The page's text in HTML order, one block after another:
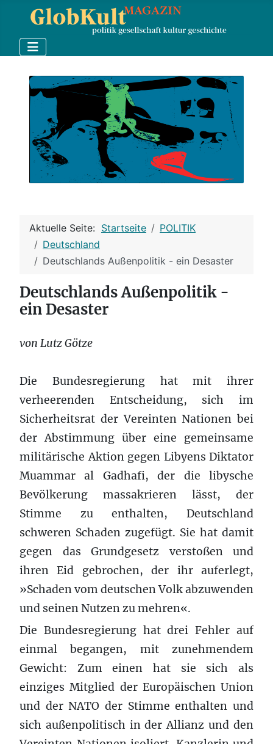
Aktuelle Seite: Startseite
POLITIK
Deutschland
Deutschlands Außenpolitik - ein Desaster
Deutschlands Außenpolitik -
ein Desaster
von Lutz Götze
Die Bundesregierung hat mit ihrer
verheerenden Entscheidung, sich im
Sicherheitsrat der Vereinten Nationen bei
der Abstimmung über eine gemeinsame
militärische Aktion gegen Libyens Diktator
Muammar al Gadhafi, der die libysche
Bevölkerung massakrieren lässt, der
Stimme zu enthalten, Deutschland
schweren Schaden zugefügt. Sie hat damit
gegen das Grundgesetz verstoßen und
ihren Eid gebrochen, der ihr auferlegt,
»Schaden vom deutschen Volk abzuwenden
und seinen Nutzen zu mehren«.
Die Bundesregierung hat drei Fehler auf
einmal begangen, mit zunehmendem
Gewicht: Zum einen hat sie sich als
einziges Mitglied der Europäischen Union
und der NATO der Stimme enthalten und
sich außenpolitisch in der Allianz und den